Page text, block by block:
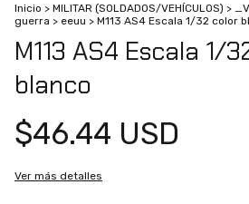
Inicio > MILITAR (SOLDADOS/VEHÍCULOS) >
guerra > eeuu > M113 AS4 Escala 1/32 color
M113 AS4 Escala 1/
blanco
$46.44 USD
Ver más detalles